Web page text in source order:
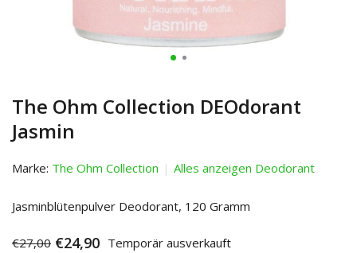
The Ohm Collection DEOdorant
Jasmin
Marke: The Ohm Collection Alles anzeigen Deodorant
Jasminblütenpulver Deodorant, 120 Gramm
€27,00 €24,90 Temporär ausverkauft